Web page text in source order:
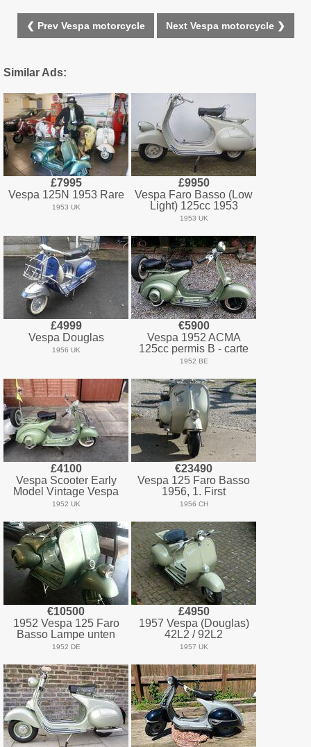
❮ Prev Vespa motorcycle Next Vespa motorcycle ❯
Similar Ads:
£7995
Vespa 125N 1953 Rare
1953 UK
£9950
Vespa Faro Basso (Low
Light) 125cc 1953
1953 UK
£4999
Vespa Douglas
1956 UK
€5900
Vespa 1952 ACMA
125cc permis B - carte
1952 BE
£4100
Vespa Scooter Early
Model Vintage Vespa
1952 UK
€23490
Vespa 125 Faro Basso
1956, 1. First
1956 CH
€10500
1952 Vespa 125 Faro
Basso Lampe unten
1952 DE
£4950
1957 Vespa (Douglas)
42L2 / 92L2
1957 UK